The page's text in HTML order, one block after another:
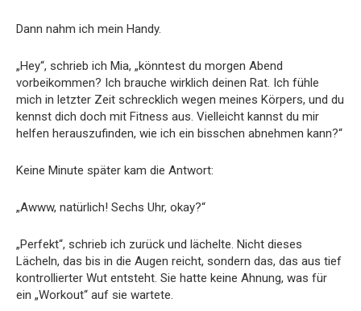
Dann nahm ich mein Handy.
„Hey“, schrieb ich Mia, „könntest du morgen Abend
vorbeikommen? Ich brauche wirklich deinen Rat. Ich fühle
mich in letzter Zeit schrecklich wegen meines Körpers, und du
kennst dich doch mit Fitness aus. Vielleicht kannst du mir
helfen herauszufinden, wie ich ein bisschen abnehmen kann?“
Keine Minute später kam die Antwort:
„Awww, natürlich! Sechs Uhr, okay?“
„Perfekt“, schrieb ich zurück und lächelte. Nicht dieses
Lächeln, das bis in die Augen reicht, sondern das, das aus tief
kontrollierter Wut entsteht. Sie hatte keine Ahnung, was für
ein „Workout“ auf sie wartete.